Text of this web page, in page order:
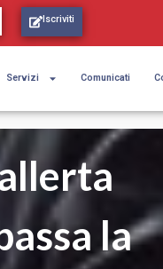
Iscriviti
Servizi Comunicati
la